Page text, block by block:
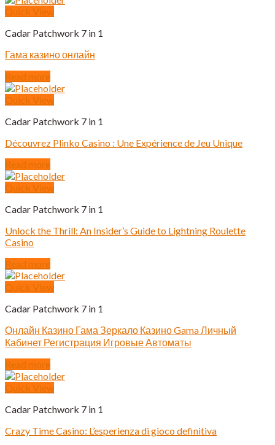
Quick View
Cadar Patchwork 7 in 1
Гама казино онлайн
Read more
Quick View
Cadar Patchwork 7 in 1
Découvrez Plinko Casino : Une Expérience de Jeu Unique
Read more
Quick View
Cadar Patchwork 7 in 1
Unlock the Thrill: An Insider’s Guide to Lightning Roulette
Casino
Read more
Quick View
Cadar Patchwork 7 in 1
Онлайн Казино Гама Зеркало Казино Gama Личный
Кабинет Регистрация Игровые Автоматы
Read more
Quick View
Cadar Patchwork 7 in 1
Crazy Time Casino: L’esperienza di gioco definitiva